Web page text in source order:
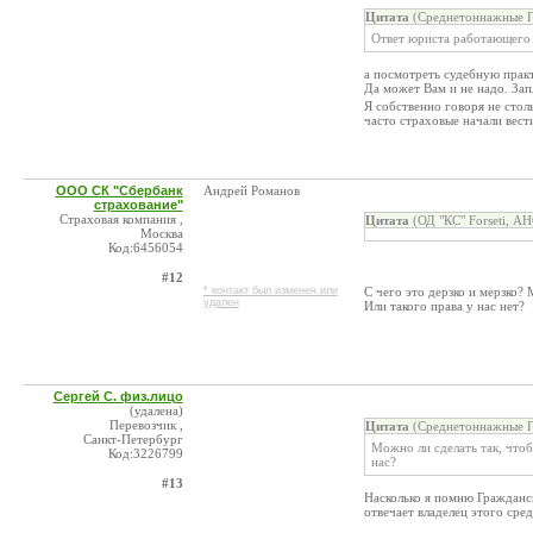
Цитата (Среднетоннажные
Ответ юриста
а посмотреть судебную
Да может Вам и не надо.
Я собственно говоря не
часто страховые начали
ООО СК "Сбербанк
страхование"
Страховая компания ,
Москва
Код:6456054
#12
Андрей Романов
* контакт был изменен или
удален
Цитата (ОД "КС" Forseti,
С чего это дерзко и
Или такого права у нас нет?
Сергей С. физ.лицо
(удалена)
Перевозчик ,
Санкт-Петербург
Код:3226799
#13
Цитата (Среднетоннажные
Можно ли сделать так,
нас?
Насколько я помню
отвечает владелец этого